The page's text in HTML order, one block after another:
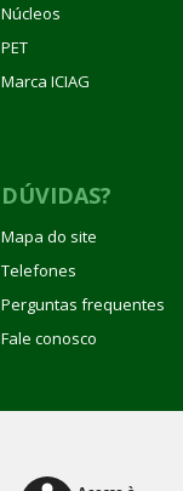
Núcleos
PET
Marca ICIAG
DÚVIDAS?
Mapa do site
Telefones
Perguntas frequentes
Fale conosco